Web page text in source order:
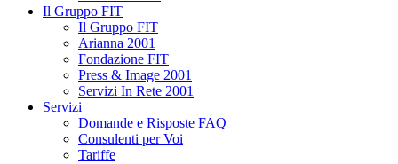
Il Gruppo FIT
Il Gruppo FIT
Arianna 2001
Fondazione FIT
Press & Image 2001
Servizi In Rete 2001
Servizi
Domande e Risposte FAQ
Consulenti per Voi
Tariffe